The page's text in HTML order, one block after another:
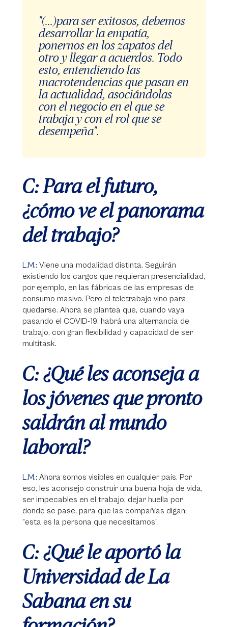
"(...)para ser exitosos, debemos
desarrollar la empatía,
ponernos en los zapatos del
otro y llegar a acuerdos. Todo
esto, entendiendo las
macrotendencias que pasan en
la actualidad, asociándolas
con el negocio en el que se
trabaja y con el rol que se
desempeña".
C: Para el futuro,
¿cómo ve el panorama
del trabajo?
L.M.: Viene una modalidad distinta. Seguirán
existiendo los cargos que requieran presencialidad,
por ejemplo, en las fábricas de las empresas de
consumo masivo. Pero el teletrabajo vino para
quedarse. Ahora se plantea que, cuando vaya
pasando el COVID-19, habrá una alternancia de
trabajo, con gran flexibilidad y capacidad de ser
multitask.
C: ¿Qué les aconseja a
los jóvenes que pronto
saldrán al mundo
laboral?
L.M.: Ahora somos visibles en cualquier país. Por
eso, les aconsejo construir una buena hoja de vida,
ser impecables en el trabajo, dejar huella por
donde se pase, para que las compañías digan:
“esta es la persona que necesitamos”.
C: ¿Qué le aportó la
Universidad de La
Sabana en su